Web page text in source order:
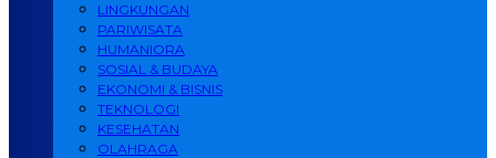
LINGKUNGAN
PARIWISATA
HUMANIORA
SOSIAL & BUDAYA
EKONOMI & BISNIS
TEKNOLOGI
KESEHATAN
OLAHRAGA